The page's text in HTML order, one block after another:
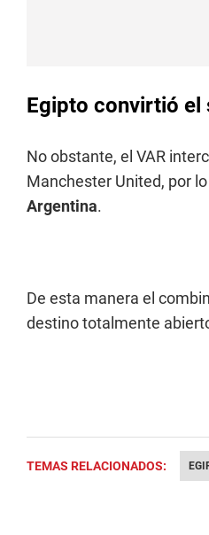
Egipto convirtió el
No obstante, el VAR
Manchester United, por
Argentina.
De esta manera el
destino totalmente
TEMAS RELACIONADOS: